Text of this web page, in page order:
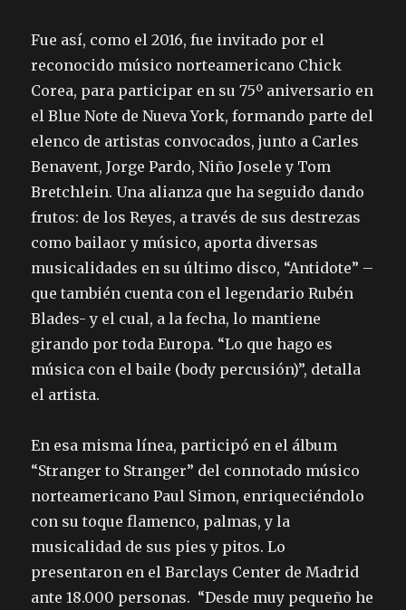
Fue así, como el 2016, fue invitado por el
reconocido músico norteamericano Chick
Corea, para participar en su 75º aniversario en
el Blue Note de Nueva York, formando parte del
elenco de artistas convocados, junto a Carles
Benavent, Jorge Pardo, Niño Josele y Tom
Bretchlein. Una alianza que ha seguido dando
frutos: de los Reyes, a través de sus destrezas
como bailaor y músico, aporta diversas
musicalidades en su último disco, “Antidote” –
que también cuenta con el legendario Rubén
Blades- y el cual, a la fecha, lo mantiene
girando por toda Europa. “Lo que hago es
música con el baile (body percusión)”, detalla
el artista.
En esa misma línea, participó en el álbum
“Stranger to Stranger” del connotado músico
norteamericano Paul Simon, enriqueciéndolo
con su toque flamenco, palmas, y la
musicalidad de sus pies y pitos. Lo
presentaron en el Barclays Center de Madrid
ante 18.000 personas. “Desde muy pequeño he